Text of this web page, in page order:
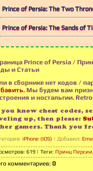
Prince of Persia: The Two
Prince of Persia: The Sands of
Prince of Persia /
и Статьи
в сборнике нет кодов /
Мы будем вам
и ностальгии.
know cheat codes,
up, then please:
gamers. Thank you
: iPhone (IOS) | Добавил:
: 619 | Теги: Принц Персии
комментариев: 0